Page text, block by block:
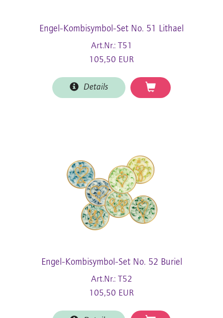
Engel-Kombisymbol-Set No. 51 Lithael
Art.Nr.: T51
105,50 EUR
Details
Engel-Kombisymbol-Set No. 52 Buriel
Art.Nr.: T52
105,50 EUR